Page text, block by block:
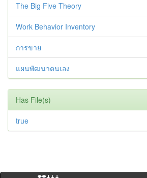
The Big Five Theory
Work Behavior Inventory
การขาย
แผนพัฒนาตนเอง
Has File(s)
true